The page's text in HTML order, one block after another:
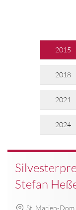
2015
2018
2021
2024
Stefan
St. Marien-